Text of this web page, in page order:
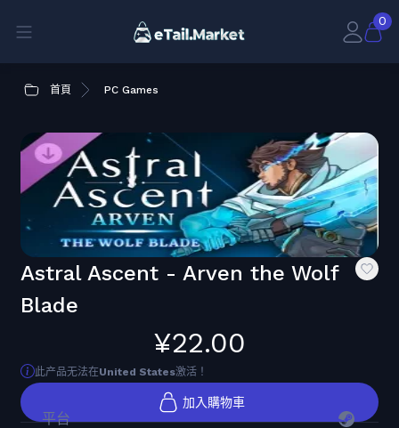
0
首頁 PC Games
Astral Ascent - Arven the Wolf
Blade
¥22.00
此产品无法在United States激活！
加入購物車
平台